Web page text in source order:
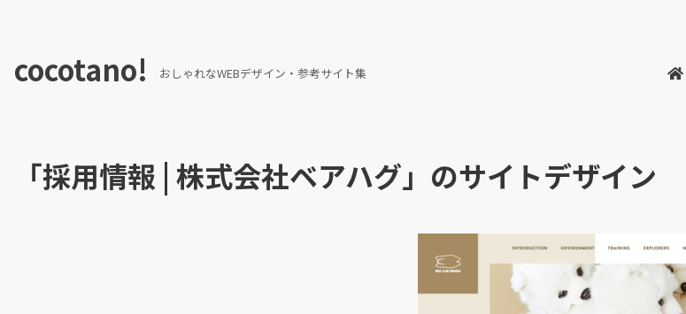
cocotano! おしゃれなWEBデザイン・参考サイト集
「採用情報 | 株式会社ベアハグ」のサイトデザイン